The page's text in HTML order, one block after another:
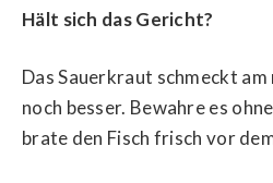
Hält sich das Gericht?
Das Sauerkraut schmeckt
noch besser. Bewahre es
brate den Fisch frisch vor